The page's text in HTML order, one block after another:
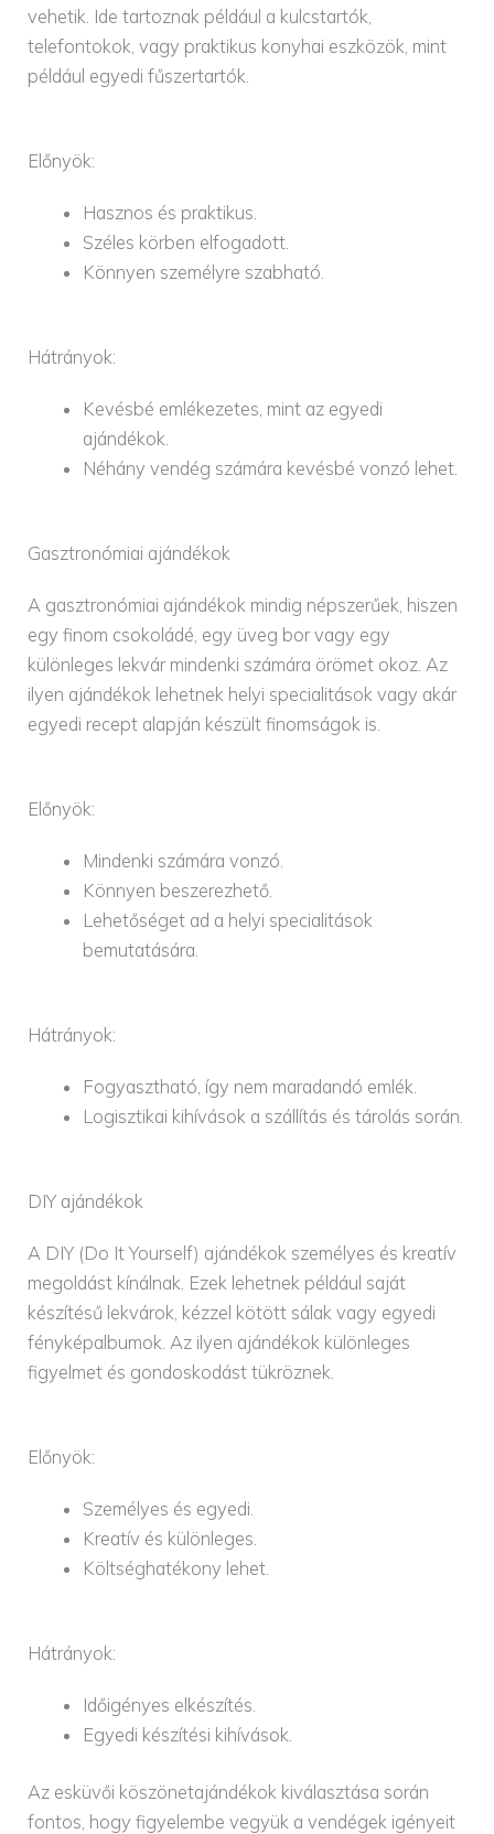
vehetik. Ide tartoznak például a kulcstartók,
telefontokok, vagy praktikus konyhai eszközök, mint
például egyedi fűszertartók.
Előnyök:
Hasznos és praktikus.
Széles körben elfogadott.
Könnyen személyre szabható.
Hátrányok:
Kevésbé emlékezetes, mint az egyedi
ajándékok.
Néhány vendég számára kevésbé vonzó lehet.
Gasztronómiai ajándékok
A gasztronómiai ajándékok mindig népszerűek, hiszen
egy finom csokoládé, egy üveg bor vagy egy
különleges lekvár mindenki számára örömet okoz. Az
ilyen ajándékok lehetnek helyi specialitások vagy akár
egyedi recept alapján készült finomságok is.
Előnyök:
Mindenki számára vonzó.
Könnyen beszerezhető.
Lehetőséget ad a helyi specialitások
bemutatására.
Hátrányok:
Fogyasztható, így nem maradandó emlék.
Logisztikai kihívások a szállítás és tárolás során.
DIY ajándékok
A DIY (Do It Yourself) ajándékok személyes és kreatív
megoldást kínálnak. Ezek lehetnek például saját
készítésű lekvárok, kézzel kötött sálak vagy egyedi
fényképalbumok. Az ilyen ajándékok különleges
figyelmet és gondoskodást tükröznek.
Előnyök:
Személyes és egyedi.
Kreatív és különleges.
Költséghatékony lehet.
Hátrányok:
Időigényes elkészítés.
Egyedi készítési kihívások.
Az esküvői köszönetajándékok kiválasztása során
fontos, hogy figyelembe vegyük a vendégek igényeit